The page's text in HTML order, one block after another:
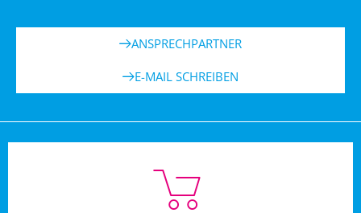
ANSPRECHPARTNER
E-MAIL SCHREIBEN